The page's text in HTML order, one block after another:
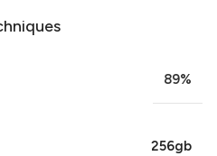
89%
256gb